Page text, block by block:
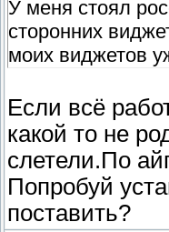
У меня стоял
сторонних
моих виджетов
Если всё
какой то не
слетели.По
Попробуй
поставить?